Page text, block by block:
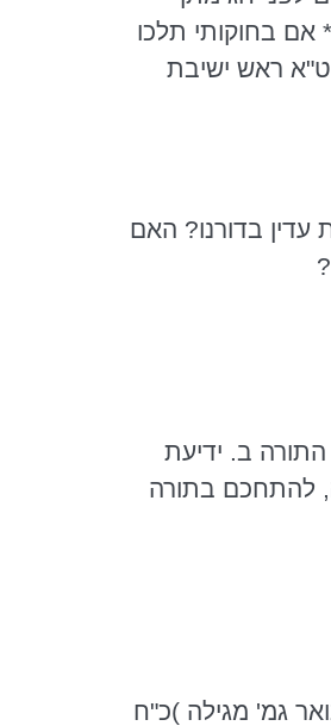
* אם בחוקותי תלכו
ראש ישיבת
עדין בדורנו? האם
ב. ידיעת
להתחכם בתורה
גמ' מגילה )כ"ח